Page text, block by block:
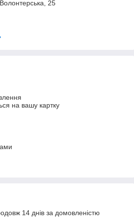
25
на вашу картку
14 днів за домовленістю